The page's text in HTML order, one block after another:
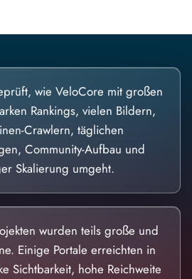
wie VeloCore mit großen
Rankings, vielen Bildern,
Crawlern, täglichen
Community-Aufbau und
Skalierung umgeht.
wurden teils große und
Einige Portale erreichten in
Sichtbarkeit, hohe Reichweite